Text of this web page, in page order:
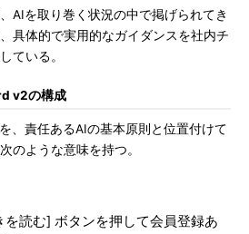
AIを取り巻く状況の中で掲げられてき
具体的で実用的なガイダンスを社内チ
ている。
v2の構成
、責任あるAIの基本原則と位置付けて
のような意味を持つ。
読む] ボタンを押して会員登録あ